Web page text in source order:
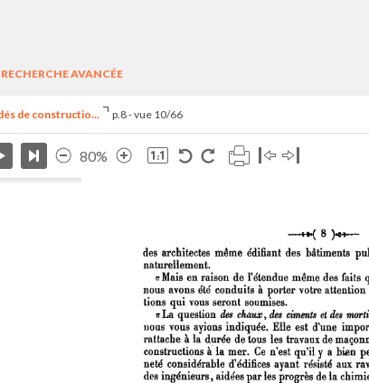
RECHERCHE AVANCÉE
de constructio... p.8 - vue 10/66
80%